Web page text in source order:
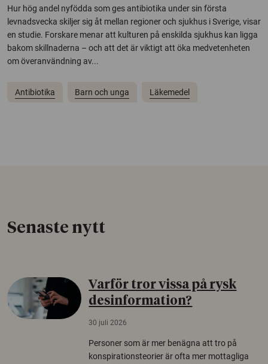
Hur hög andel nyfödda som ges antibiotika under sin första
levnadsvecka skiljer sig åt mellan regioner och sjukhus i Sverige, visar
en studie. Forskare menar att kulturen på enskilda sjukhus kan ligga
bakom skillnaderna – och att det är viktigt att öka medvetenheten
om överanvändning av...
Antibiotika Barn och unga Läkemedel
Senaste nytt
Varför tror vissa på rysk
desinformation?
30 juli 2026
Personer som är mer benägna att tro på
konspirationsteorier är ofta mer mottagliga